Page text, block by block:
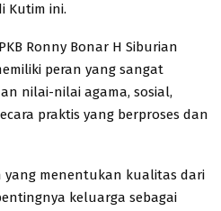
Kutim ini.
Ronny Bonar H Siburian
peran yang sangat
nilai-nilai agama, sosial,
praktis yang berproses dan
menentukan kualitas dari
keluarga sebagai